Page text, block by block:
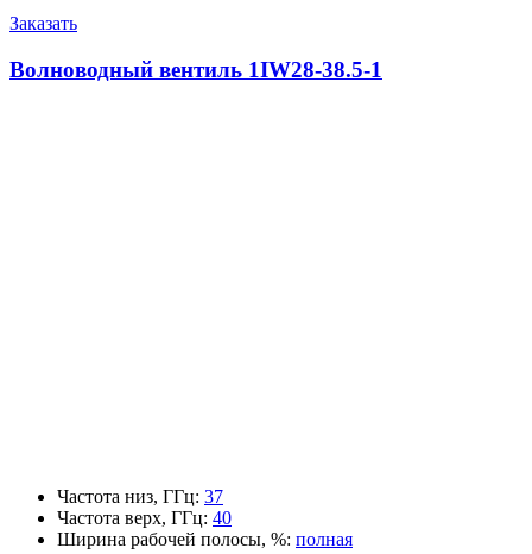
Заказать
Волноводный вентиль 1IW28-38.5-1
Частота низ, ГГц: 37
Частота верх, ГГц: 40
Ширина рабочей полосы, %: полная